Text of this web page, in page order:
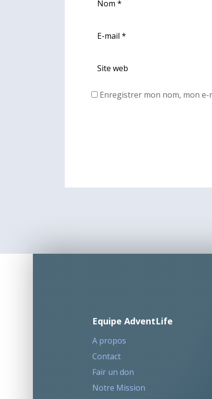
Enregistrer mon nom, mon
Equipe AdventLife
A propos
Contact
Fair un don
Notre Mission